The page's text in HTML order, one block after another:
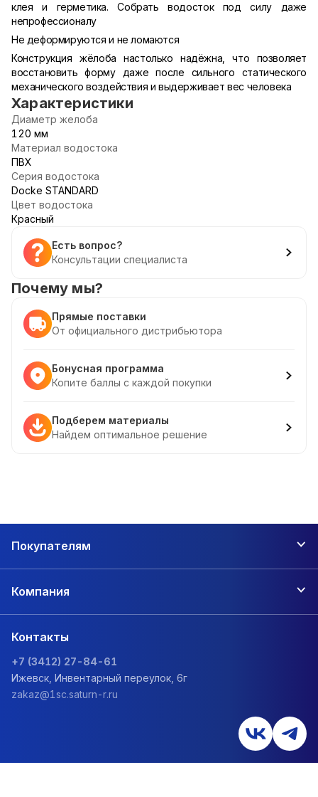
клея и герметика. Собрать водосток под силу даже
непрофессионалу
Не деформируются и не ломаются
Конструкция жёлоба настолько надёжна, что позволяет
восстановить форму даже после сильного статического
механического воздействия и выдерживает вес человека
Характеристики
Диаметр желоба
120 мм
Материал водостока
ПВХ
Серия водостока
Docke STANDARD
Цвет водостока
Красный
Есть вопрос?
Консультации специалиста
Почему мы?
Прямые поставки
От официального дистрибьютора
Бонусная программа
Копите баллы с каждой покупки
Подберем материалы
Найдем оптимальное решение
Покупателям
Компания
Контакты
+7 (3412) 27-84-61
Ижевск, Инвентарный переулок, 6г
zakaz@1sc.saturn-r.ru